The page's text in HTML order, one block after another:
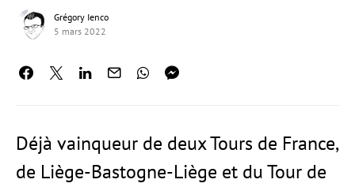
Grégory Ienco
5 mars 2022
Déjà vainqueur de deux Tours de France,
de Liège-Bastogne-Liège et du Tour de